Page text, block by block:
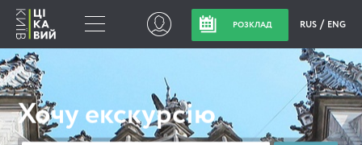
РОЗКЛАД RUS ENG
Хочу екскурсію
Замовлення
екскурсій
+380 44 333-68-68